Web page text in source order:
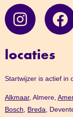
locaties
Startwijzer is actief in
Alkmaar, Almere,
Bosch, Breda,